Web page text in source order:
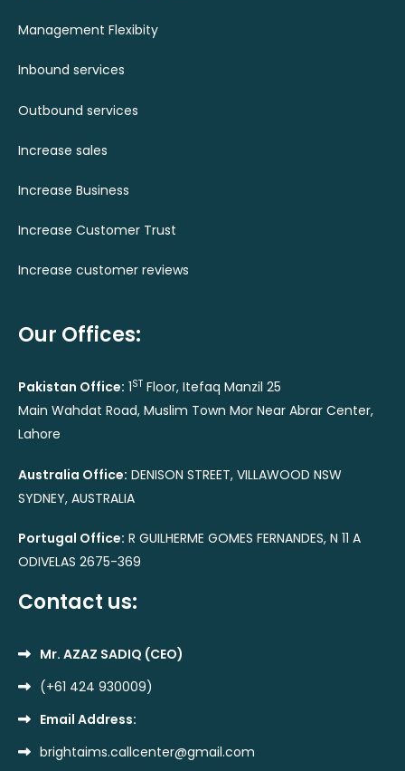
Management Flexibity
Inbound services
Outbound services
Increase sales
Increase Business
Increase Customer Trust
Increase customer reviews
Our Offices:
Pakistan Office: 1ST Floor, Itefaq Manzil 25
Main Wahdat Road, Muslim Town Mor Near Abrar Center,
Lahore
Australia Office: DENISON STREET, VILLAWOOD NSW
SYDNEY, AUSTRALIA
Portugal Office: R GUILHERME GOMES FERNANDES, N 11 A
ODIVELAS 2675-369
Contact us:
Mr. AZAZ SADIQ (CEO)
(+61 424 930009)
Email Address:
brightaims.callcenter@gmail.com